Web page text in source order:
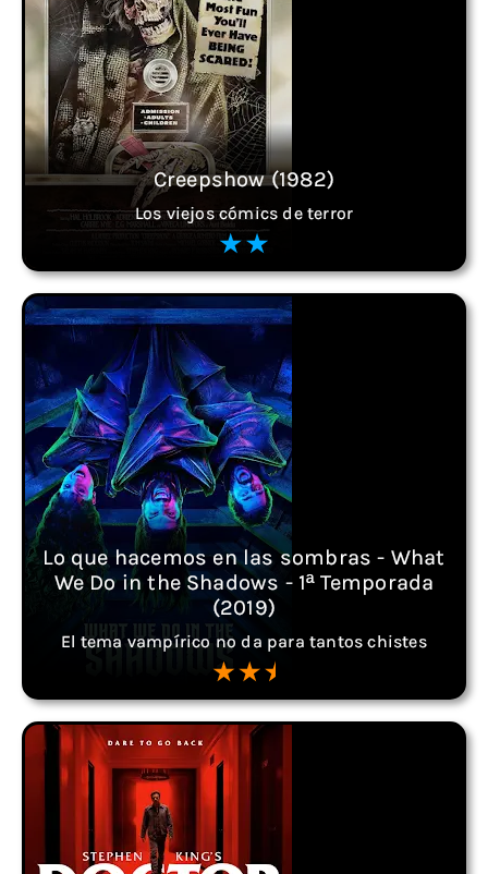
Creepshow (1982)
Los viejos cómics de terror
Lo que hacemos en las sombras - What
We Do in the Shadows - 1ª Temporada
(2019)
El tema vampírico no da para tantos chistes